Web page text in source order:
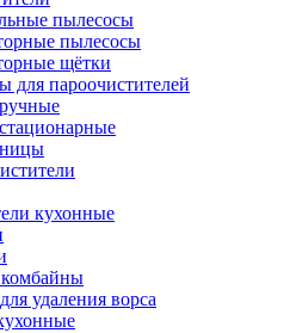
пылесосы
пылесосы
щётки
для пароочистителей
кухонные
удаления ворса